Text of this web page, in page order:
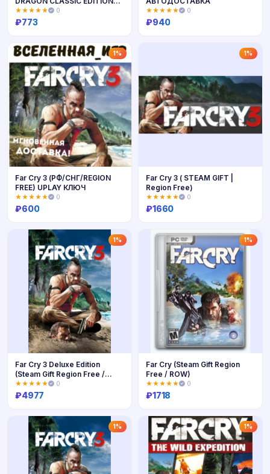
Купить
XBOX ONE / SERIES X|S🔑
КЛЮЧ USA ЛИЦЕНЗИЯ
★★★★★ 0
₽773
★★★★★ 0
₽940
1%
Far Cry 3 (РФ/СНГ/REGION
FREE) UPLAY КЛЮЧ
★★★★★ 0
₽600
1%
Купить
Far Cry 3 ( STEAM GIFT |
Region Free)
★★★★★ 0
₽1660
1%
Far Cry 3 Deluxe Edition
(Steam Gift Region Free /
ROW)
★★★★★ 0
₽4977
1%
Купить
Far Cry (Steam Gift Region
Free / ROW)
★★★★★ 0
₽1718
1% 1%